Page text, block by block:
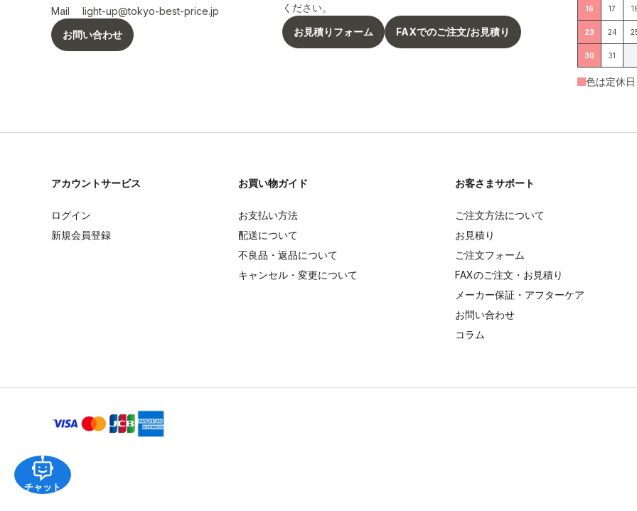
チャット
Mail
light-up@tokyo-best-price.jp
お問い合わせ
ください。
お見積りフォーム
FAXでのご注文/お見積り
16 17
23 24
30 31
色は定休日
アカウントサービス
ログイン
新規会員登録
お買い物ガイド
お支払い方法
配送について
不良品・返品について
キャンセル・変更について
お客さまサポート
ご注文方法について
お見積り
ご注文フォーム
FAXのご注文・お見積り
メーカー保証・アフターケア
お問い合わせ
コラム